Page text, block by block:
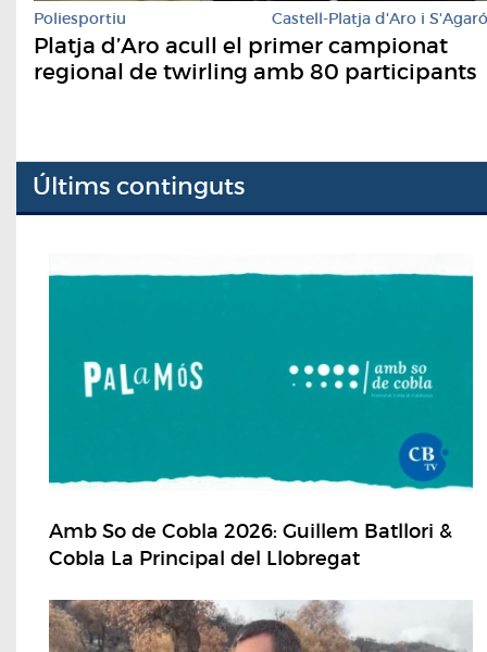
Poliesportiu Castell-Platja d'Aro i S'Agaró
Platja d’Aro acull el primer campionat
regional de twirling amb 80 participants
Últims continguts
Amb So de Cobla 2026: Guillem Batllori &
Cobla La Principal del Llobregat